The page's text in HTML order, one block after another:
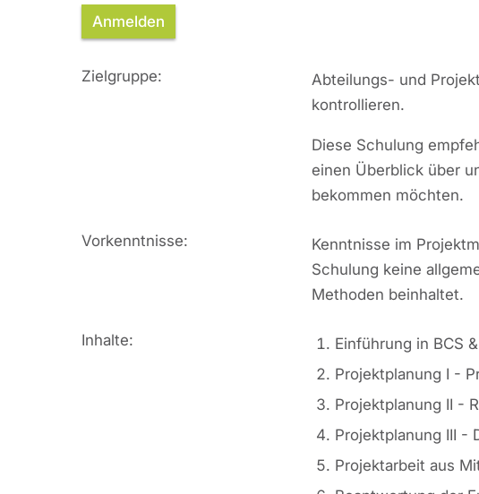
Anmelden
Zielgruppe:
Abteilungs- und
kontrollieren.
Diese Schulung
einen Überblick über
bekommen möchten.
Vorkenntnisse:
Kenntnisse im
Schulung keine
Methoden beinhaltet.
Inhalte:
Einführung in BCS
Projektplanung I -
Projektplanung II -
Projektplanung III -
Projektarbeit aus